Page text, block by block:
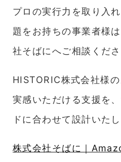
プロの実行力を取り入
題をお持ちの事業者様
社そばにへご相談くださ
HISTORIC株式会社様
実感いただける支援を
ドに合わせて設計いたし
株式会社そばに｜